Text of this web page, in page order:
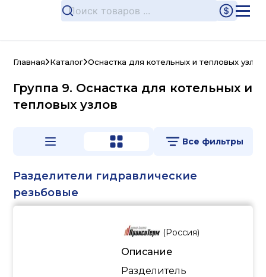
Главная Каталог Оснастка для котельных и тепловых узлов
Группа 9. Оснастка для котельных и
тепловых узлов
Все фильтры
Разделители гидравлические
резьбовые
(Россия)
Описание
Разделитель